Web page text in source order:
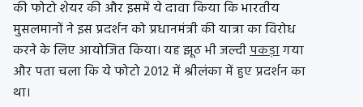
की फोटो शेयर की और इसमें ये दावा किया कि भारतीय
मुसलमानों ने इस प्रदर्शन को प्रधानमंत्री की यात्रा का विरोध
करने के लिए आयोजित किया। यह झूठ भी जल्दीपकड़ागया
और पता चला कि ये फोटो 2012 में श्रीलंका में हुए प्रदर्शन का
था।